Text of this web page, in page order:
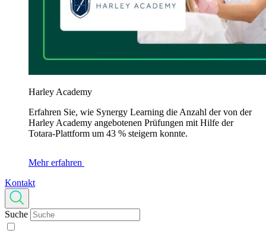
Harley Academy
Erfahren Sie, wie Synergy Learning die Anzahl der von der
Harley Academy angebotenen Prüfungen mit Hilfe der
Totara-Plattform um 43 % steigern konnte.
Mehr erfahren
Kontakt
Suche